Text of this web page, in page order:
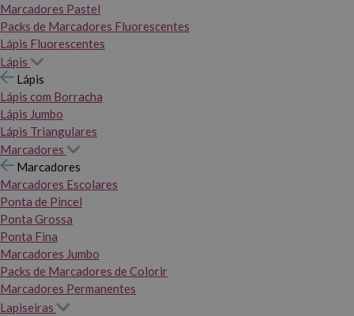
Marcadores Pastel
Packs de Marcadores Fluorescentes
Lápis Fluorescentes
Lápis
Lápis
Lápis com Borracha
Lápis Jumbo
Lápis Triangulares
Marcadores
Marcadores
Marcadores Escolares
Ponta de Pincel
Ponta Grossa
Ponta Fina
Marcadores Jumbo
Packs de Marcadores de Colorir
Marcadores Permanentes
Lapiseiras